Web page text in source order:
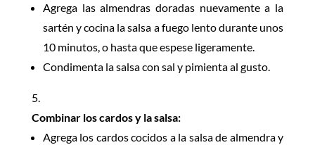
Agrega las almendras doradas nuevamente a la
sartén y cocina la salsa a fuego lento durante unos
10 minutos, o hasta que espese ligeramente.
Condimenta la salsa con sal y pimienta al gusto.
Combinar los cardos y la salsa:
Agrega los cardos cocidos a la salsa de almendra y